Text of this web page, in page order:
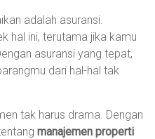
adalah asuransi.
hal ini, terutama jika kamu
asuransi yang tepat,
dari hal-hal tak
tak harus drama. Dengan
manajemen properti